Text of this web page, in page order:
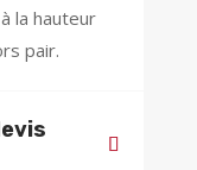
la hauteur
pair.